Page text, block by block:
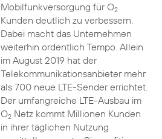
Mobilfunkversorgung für O2
Kunden deutlich zu verbessern.
Dabei macht das Unternehmen
weiterhin ordentlich Tempo. Allein
im August 2019 hat der
Telekommunikationsanbieter mehr
als 700 neue LTE-Sender errichtet.
Der umfangreiche LTE-Ausbau im
O2Netz kommt Millionen Kunden
in ihrer täglichen Nutzung